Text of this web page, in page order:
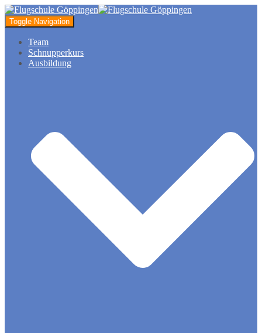
Toggle Navigation
Team
Schnupperkurs
Ausbildung